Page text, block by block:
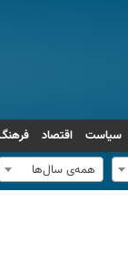
سیاست اقتصاد
همه‌ی سال‌ها